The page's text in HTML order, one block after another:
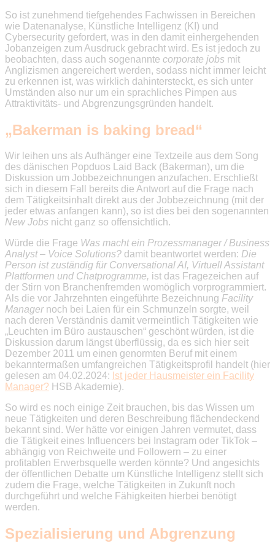
So ist zunehmend tiefgehendes Fachwissen in Bereichen
wie Datenanalyse, Künstliche Intelligenz (KI) und
Cybersecurity gefordert, was in den damit einhergehenden
Jobanzeigen zum Ausdruck gebracht wird. Es ist jedoch zu
beobachten, dass auch sogenannte corporate jobs mit
Anglizismen angereichert werden, sodass nicht immer leicht
zu erkennen ist, was wirklich dahintersteckt, es sich unter
Umständen also nur um ein sprachliches Pimpen aus
Attraktivitäts- und Abgrenzungsgründen handelt.
„Bakerman is baking bread“
Wir leihen uns als Aufhänger eine Textzeile aus dem Song
des dänischen Popduos Laid Back (Bakerman), um die
Diskussion um Jobbezeichnungen anzufachen. Erschließt
sich in diesem Fall bereits die Antwort auf die Frage nach
dem Tätigkeitsinhalt direkt aus der Jobbezeichnung (mit der
jeder etwas anfangen kann), so ist dies bei den sogenannten
New Jobs nicht ganz so offensichtlich.
Würde die Frage Was macht ein Prozessmanager / Business
Analyst – Voice Solutions? damit beantwortet werden: Die
Person ist zuständig für Conversational AI, Virtuell Assistant
Plattformen und Chatprogramme, ist das Fragezeichen auf
der Stirn von Branchenfremden womöglich vorprogrammiert.
Als die vor Jahrzehnten eingeführte Bezeichnung Facility
Managernoch bei Laien für ein Schmunzeln sorgte, weil
nach deren Verständnis damit vermeintlich Tätigkeiten wie
„Leuchten im Büro austauschen“ geschönt würden, ist die
Diskussion darum längst überflüssig, da es sich hier seit
Dezember 2011 um einen genormten Beruf mit einem
bekanntermaßen umfangreichen Tätigkeitsprofil handelt (hier
gelesen am 04.02.2024: Ist jeder Hausmeister ein Facility
Manager? HSB Akademie).
So wird es noch einige Zeit brauchen, bis das Wissen um
neue Tätigkeiten und deren Beschreibung flächendeckend
bekannt sind. Wer hätte vor einigen Jahren vermutet, dass
die Tätigkeit eines Influencers bei Instagram oder TikTok –
abhängig von Reichweite und Followern – zu einer
profitablen Erwerbsquelle werden könnte? Und angesichts
der öffentlichen Debatte um Künstliche Intelligenz stellt sich
zudem die Frage, welche Tätigkeiten in Zukunft noch
durchgeführt und welche Fähigkeiten hierbei benötigt
werden.
Spezialisierung und Abgrenzung